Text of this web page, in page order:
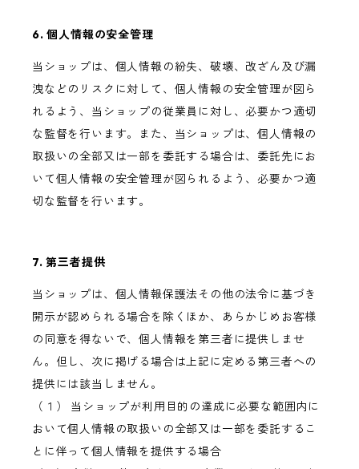
6. 個人情報の安全管理
当ショップは、個人情報の紛失、破壊、改ざん及び漏
洩などのリスクに対して、個人情報の安全管理が図ら
れるよう、当ショップの従業員に対し、必要かつ適切
な監督を行います。また、当ショップは、個人情報の
取扱いの全部又は一部を委託する場合は、委託先にお
いて個人情報の安全管理が図られるよう、必要かつ適
切な監督を行います。
7. 第三者提供
当ショップは、個人情報保護法その他の法令に基づき
開示が認められる場合を除くほか、あらかじめお客様
の同意を得ないで、個人情報を第三者に提供しませ
ん。但し、次に掲げる場合は上記に定める第三者への
提供には該当しません。
（１） 当ショップが利用目的の達成に必要な範囲内に
おいて個人情報の取扱いの全部又は一部を委託するこ
とに伴って個人情報を提供する場合